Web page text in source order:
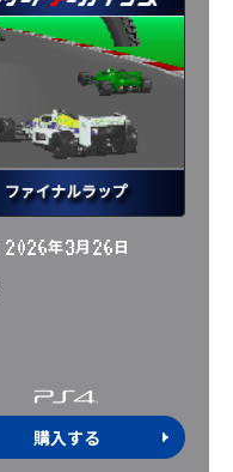
2026年3月 26日
購入する